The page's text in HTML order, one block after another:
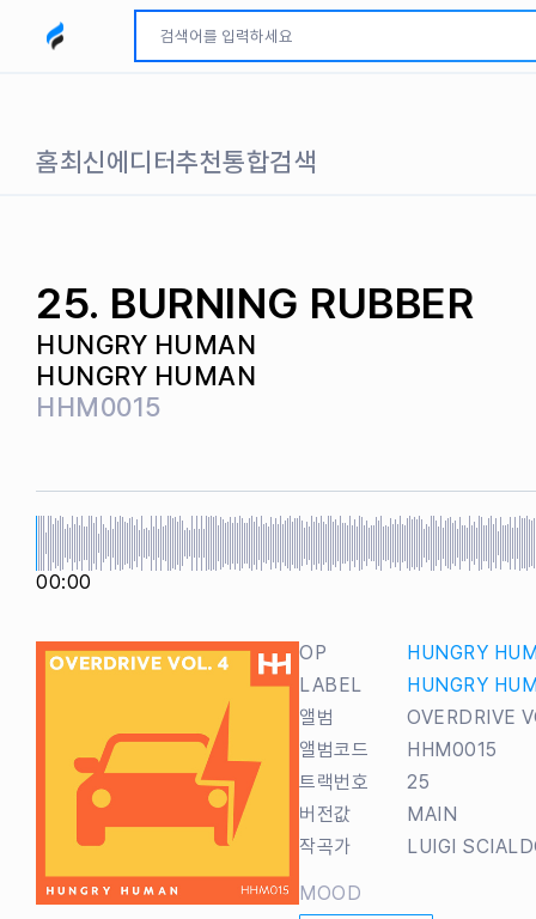
모두파인드 로고
홈최신에디터추천통합검색
25. BURNING RUBBER
HUNGRY HUMAN
HUNGRY HUMAN
HHM0015
00:00
OP
HUNGRY
LABEL
HUNGRY
앨범
OVERDRIVE
앨범코드
HHM0015
트랙번호
25
버전값
MAIN
작곡가
LUIGI
MOOD